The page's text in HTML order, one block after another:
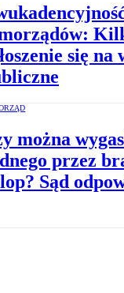
się na
można
przez
Sąd